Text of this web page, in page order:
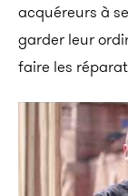
acquéreurs à
garder leur
faire les